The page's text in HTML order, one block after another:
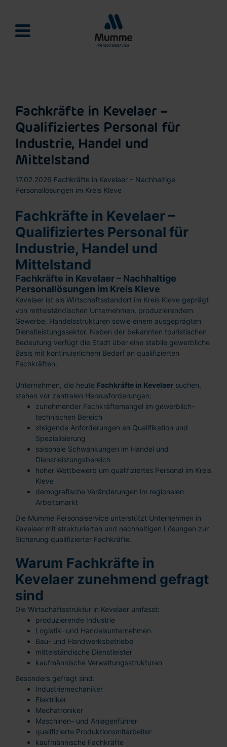
Mumme Personalservie
Fachkräfte in Kevelaer –
Qualifiziertes Personal für
Industrie, Handel und
Mittelstand
17.02.2026 Fachkräfte in Kevelaer – Nachhaltige
Personallösungen im Kreis Kleve
Fachkräfte in Kevelaer –
Qualifiziertes Personal für
Industrie, Handel und
Mittelstand
Fachkräfte in Kevelaer – Nachhaltige
Personallösungen im Kreis Kleve
Kevelaer ist als Wirtschaftsstandort im Kreis Kleve geprägt
von mittelständischen Unternehmen, produzierendem
Gewerbe, Handelsstrukturen sowie einem ausgeprägten
Dienstleistungssektor. Neben der bekannten touristischen
Bedeutung verfügt die Stadt über eine stabile gewerbliche
Basis mit kontinuierlichem Bedarf an qualifizierten
Fachkräften.
Unternehmen, die heute Fachkräfte in Kevelaer suchen,
stehen vor zentralen Herausforderungen:
zunehmender Fachkräftemangel im gewerblich-
technischen Bereich
steigende Anforderungen an Qualifikation und
Spezialisierung
saisonale Schwankungen im Handel und
Dienstleistungsbereich
hoher Wettbewerb um qualifiziertes Personal im Kreis
Kleve
demografische Veränderungen im regionalen
Arbeitsmarkt
Die Mumme Personalservice unterstützt Unternehmen in
Kevelaer mit strukturierten und nachhaltigen Lösungen zur
Sicherung qualifizierter Fachkräfte.
Warum Fachkräfte in
Kevelaer zunehmend gefragt
sind
Die Wirtschaftsstruktur in Kevelaer umfasst:
produzierende Industrie
Logistik- und Handelsunternehmen
Bau- und Handwerksbetriebe
mittelständische Dienstleister
kaufmännische Verwaltungsstrukturen
Besonders gefragt sind:
Industriemechaniker
Elektriker
Mechatroniker
Maschinen- und Anlagenführer
qualifizierte Produktionsmitarbeiter
kaufmännische Fachkräfte